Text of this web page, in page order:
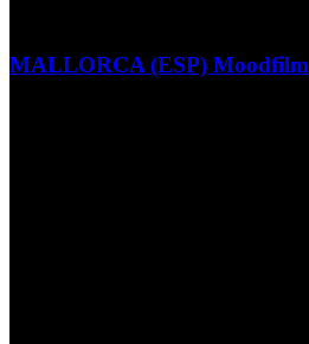
MALLORCA (ESP) Moodfilm